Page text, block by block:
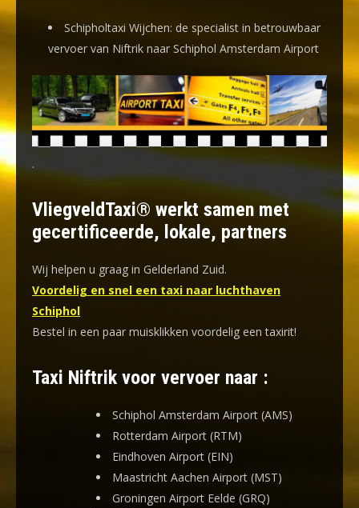
Schipholtaxi Wijchen: de specialist in betrouwbaar
vervoer van Niftrik naar Schiphol Amsterdam Airport
.
VliegveldTaxi® werkt samen met
gecertificeerde, lokale, partners
Wij helpen u graag in Gelderland Zuid.
Voordelig en snel een taxi naar luchthaven
Schiphol
Bestel in een paar muisklikken voordelig een taxirit!
Taxi Niftrik voor vervoer naar :
Schiphol Amsterdam Airport (AMS)
Rotterdam Airport (RTM)
Eindhoven Airport (EIN)
Maastricht Aachen Airport (MST)
Groningen Airport Eelde (GRQ)